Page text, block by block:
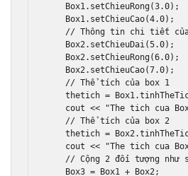
Box1. setChieuRong(3.0);
Box1. setChieuCao(4.0);
// Thông tin chi tiết
Box2. setChieuDai(5.0);
Box2. setChieuRong(6.0);
Box2. setChieuCao(7.0);
// Thể tích của box 1
    thetich
= Box1.
    cout
<< "The tich cua
// Thể tích của box 2
    thetich
= Box2.
    cout
<< "The tich cua
// Cộng 2 đối tượng như
Box3 = Box1 + Box2;